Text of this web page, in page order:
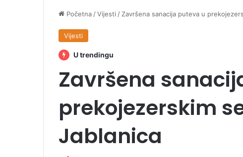
Početna /Vijesti / Završena sanacija puteva u
Vijesti
U trendingu
Završena
prekojezerskim
Jablanica